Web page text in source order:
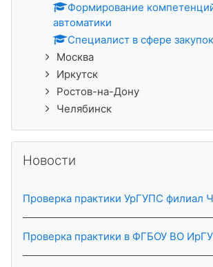
Формирование
автоматики
Специалист в сфере закупок
Москва
Иркутск
Ростов-на-Дону
Челябинск
Новости
Проверка практики УрГУПС филиал
Проверка практики в ФГБОУ ВО